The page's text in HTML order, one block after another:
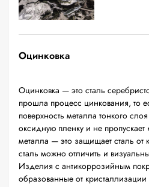
Оцинковка
Оцинковка — это сталь
прошла процесс цинкования, то
поверхность металла тонкого
оксидную пленку и не пропускает
металла — это защищает сталь
сталь можно отличить и
Изделия с антикоррозийным
образованные от